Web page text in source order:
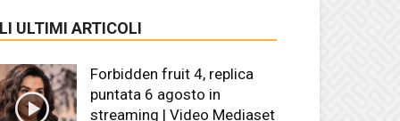
ULTIMI ARTICOLI
Forbidden fruit 4, replica
puntata 6 agosto in
streaming | Video Mediaset